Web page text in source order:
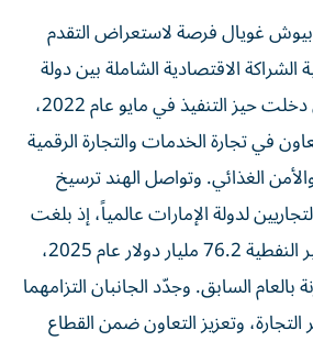
بيوش غويال فرصة لاستعراض التقدم
الشراكة الاقتصادية الشاملة بين دولة
الإمارات والهند، والتي دخلت حيز التنفيذ في مايو عام 2022،
في تجارة الخدمات والتجارة الرقمية
الغذائي. وتواصل الهند ترسيخ
لدولة الإمارات عالمياً، إذ بلغت
قيمة التجارة الثنائية غير النفطية 76.2 مليار دولار عام 2025،
مقارنة بالعام السابق. وجدّد الجانبان التزامهما
وتعزيز التعاون ضمن القطاع